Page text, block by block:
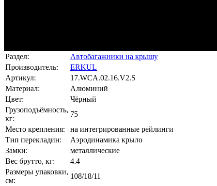
Раздел:
Автобагажники на крышу
Производитель:
ERKUL
Артикул:
17.WCA.02.16.V2.S
Материал:
Алюминий
Цвет:
Чёрный
Грузоподъёмность,
кг:
75
Место крепления:
на интегрированные рейлинги
Тип перекладин:
Аэродинамика крыло
Замки:
металлические
Вес брутто, кг:
4.4
Размеры упаковки,
см:
108/18/11